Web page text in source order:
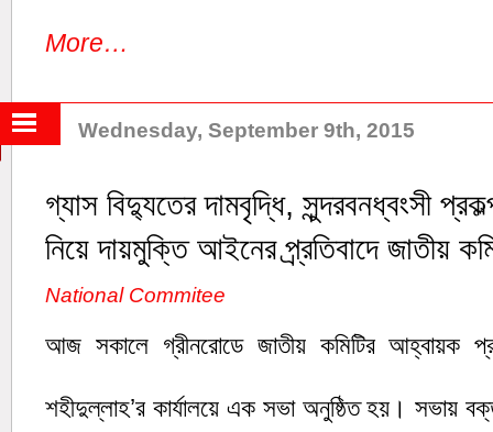
More…
Wednesday, September 9th, 2015
গ্যাস বিদ্যুতের দামবৃদ্ধি, সুন্দরবনধ্বংসী
নিয়ে দায়মুক্তি আইনের প্র্রতিবাদে জাতীয়
National Commitee
আজ সকালে গ্রীনরোডে জাতীয় কমিটির আহ্বায়ক
শহীদুল্লাহ’র কার্যালয়ে এক সভা অনুষ্ঠিত হয়। সভায়